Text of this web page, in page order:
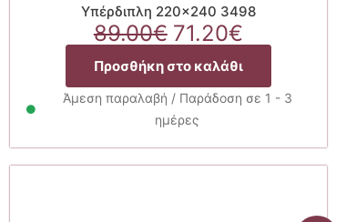
Υπέρδιπλη 220×240 3498
89.00€ Original
price
was:
89.00€.
71.20€Η
τρέχουσα
τιμή
είναι:
Προσθήκη στο καλάθι
Άμεση παραλαβή / Παράδοση σε 1 - 3
ημέρες